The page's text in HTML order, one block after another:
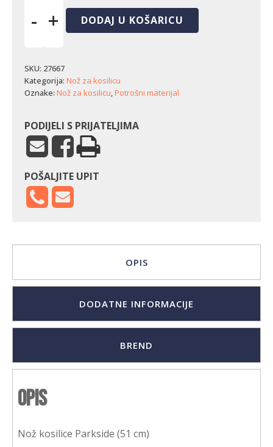
-
(51
cm)
količina
+ DODAJ U KOŠARICU
SKU: 27667
Kategorija: Nož za kosilicu
Oznake: Nož za kosilicu,Potrošni materijal
PODIJELI S PRIJATELJIMA
POŠALJITE UPIT
OPIS
DODATNE INFORMACIJE
BREND
Opis
Nož kosilice Parkside (51 cm)